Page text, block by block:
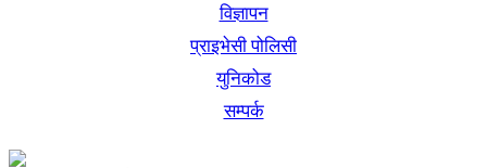
विज्ञापन
प्राइभेसी पोलिसी
युनिकोड
सम्पर्क